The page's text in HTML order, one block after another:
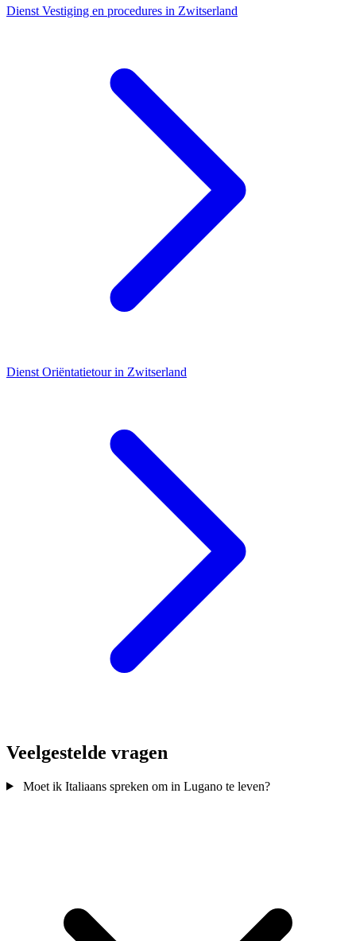
Dienst Vestiging en procedures in Zwitserland
Dienst Oriëntatietour in Zwitserland
Veelgestelde vragen
Moet ik Italiaans spreken om in Lugano te leven?